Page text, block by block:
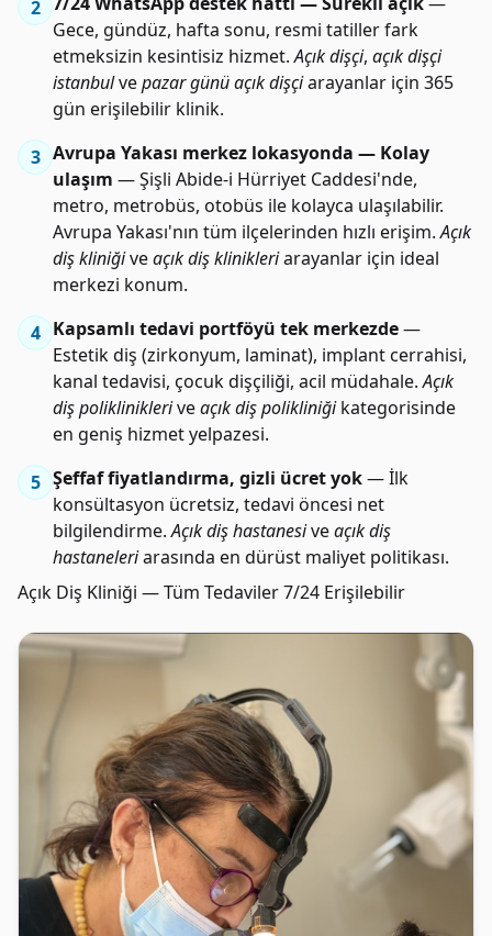
2
Gece, gündüz, hafta sonu, resmi tatiller fark
etmeksizin kesintisiz hizmet.Açık dişçi, açık dişçi
istanbulvepazar günü açık dişçiarayanlar için 365
gün erişilebilir klinik.
3 Avrupa Yakası merkez lokasyonda — Kolay
ulaşım — Şişli Abide-i Hürriyet Caddesi'nde,
metro, metrobüs, otobüs ile kolayca ulaşılabilir.
Avrupa Yakası'nın tüm ilçelerinden hızlı erişim.Açık
diş kliniğiveaçık diş klinikleriarayanlar için ideal
merkezi konum.
4 Kapsamlı tedavi portföyü tek merkezde—
Estetik diş (zirkonyum, laminat), implant cerrahisi,
kanal tedavisi, çocuk dişçiliği, acil müdahale.Açık
diş poliklinikleriveaçık diş polikliniğikategorisinde
en geniş hizmet yelpazesi.
5 Şeffaf fiyatlandırma, gizli ücret yok— İlk
konsültasyon ücretsiz, tedavi öncesi net
bilgilendirme.Açık diş hastanesiveaçık diş
hastaneleriarasında en dürüst maliyet politikası.
Açık Diş Kliniği — Tüm Tedaviler 7/24 Erişilebilir